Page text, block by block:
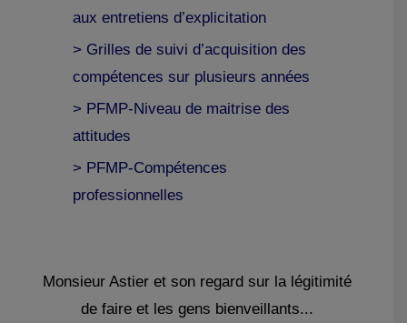
aux entretiens d’explicitation
> Grilles de suivi d’acquisition des
compétences sur plusieurs années
> PFMP-Niveau de maitrise des
attitudes
> PFMP-Compétences
professionnelles
Monsieur Astier et son regard sur la légitimité
de faire et les gens bienveillants...